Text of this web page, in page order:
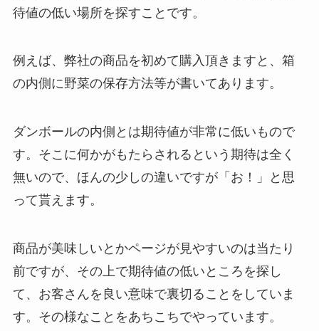
待値の低い場所を探すことです。
例えば、弊社の商品を初めて購入頂きますと、箱
の内側に野菜の保存方法等が書いてあります。
ダンボールの内側とは期待値が非常に低いもので
す。そこに何かがもたらされるという期待は全く
無いので、ほんの少しの違いですが「お！」と思
って貰えます。
商品が美味しいとかページが見やすいのは当たり
前ですが、その上で期待値の低いところを探し
て、お客さんを良い意味で裏切ることをしていま
す。その様なことをあちこちでやっています。